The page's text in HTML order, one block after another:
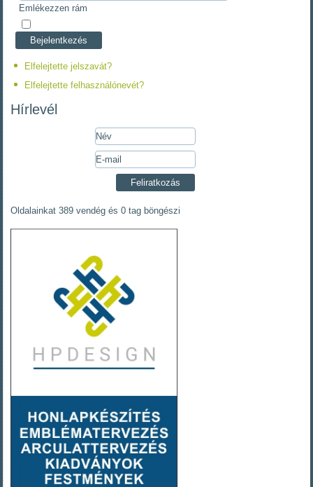
Emlékezzen rám
Elfelejtette jelszavát?
Elfelejtette felhasználónevét?
Hírlevél
Oldalainkat 389 vendég és 0 tag böngészi